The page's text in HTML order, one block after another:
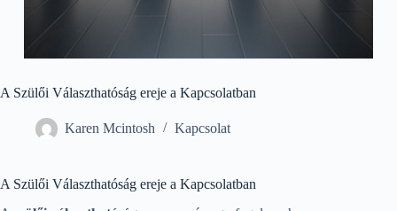
A Szülői Választhatóság ereje a Kapcsolatban
Karen Mcintosh Kapcsolat
A Szülői Választhatóság ereje a Kapcsolatban